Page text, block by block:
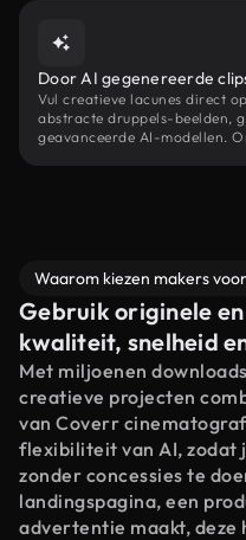
Door AI gegenereerde
Vul creatieve lacunes direct
abstracte druppels-beelden,
geavanceerde AI-modellen.
Waarom kiezen makers
Gebruik originele
kwaliteit, snelheid
Met miljoenen
creatieve projecten
van Coverr
flexibiliteit van AI, zodat
zonder concessies te
landingspagina, een
advertentie maakt, deze